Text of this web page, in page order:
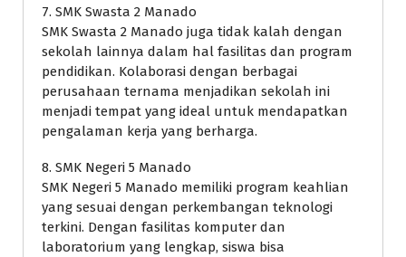
7. SMK Swasta 2 Manado
SMK Swasta 2 Manado juga tidak kalah dengan
sekolah lainnya dalam hal fasilitas dan program
pendidikan. Kolaborasi dengan berbagai
perusahaan ternama menjadikan sekolah ini
menjadi tempat yang ideal untuk mendapatkan
pengalaman kerja yang berharga.
8. SMK Negeri 5 Manado
SMK Negeri 5 Manado memiliki program keahlian
yang sesuai dengan perkembangan teknologi
terkini. Dengan fasilitas komputer dan
laboratorium yang lengkap, siswa bisa